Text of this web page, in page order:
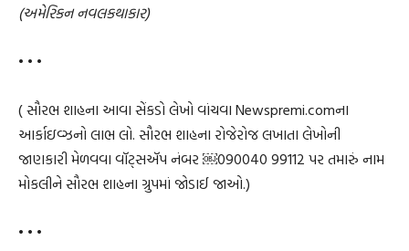
(અમેરિકન નવલકથાકાર)
• • •
( સૌરભ શાહના આવા સેંકડો લેખો વાંચવા Newspremi.comના
આર્કાઇવ્ઝનો લાભ લો. સૌરભ શાહના રોજેરોજ લખાતા લેખોની
જાણકારી મેળવવા વૉટ્સઍપ નંબર ￼⁨090040 99112⁩ પર તમારું નામ
મોકલીને સૌરભ શાહના ગ્રુપમાં જોડાઈ જાઓ.)
• • •